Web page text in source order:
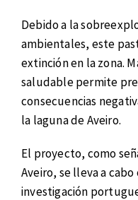
Debido a la
ambientales, este
extinción en la zona.
saludable permite
consecuencias
la laguna de Aveiro.
El proyecto, como
Aveiro, se lleva a
investigación